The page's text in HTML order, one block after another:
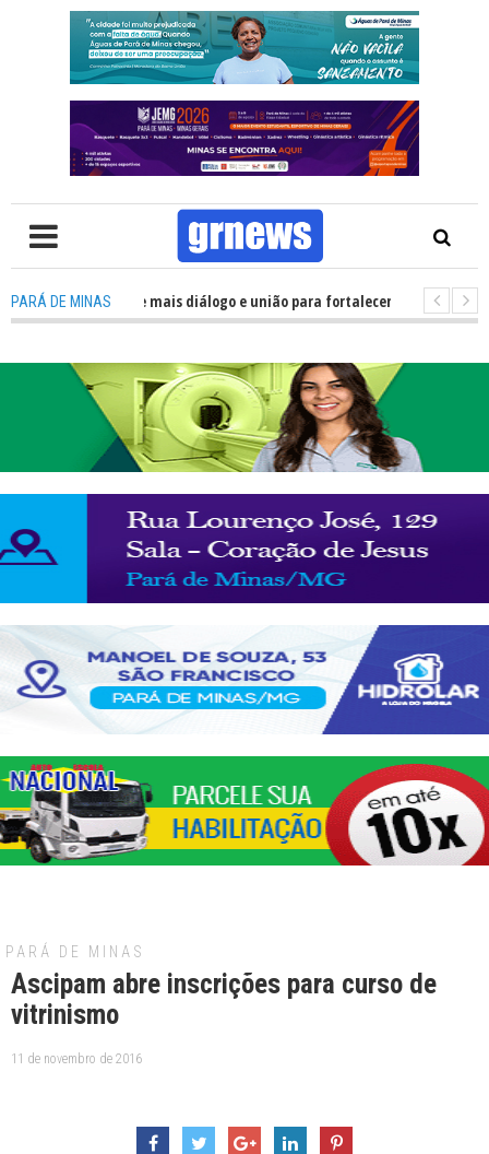
PARÁ DE MINAS
Política precisa de mais diálogo e união para fortalecer Minas e Pará de
PARÁ DE MINAS
Ascipam abre inscrições para curso de
vitrinismo
11 de novembro de 2016